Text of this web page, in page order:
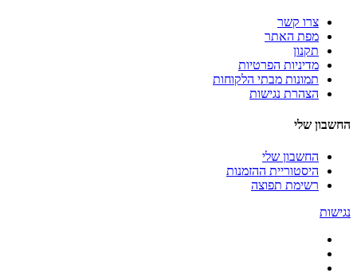
צרו קשר
מפת האתר
תקנון
מדיניות הפרטיות
תמונות מבתי הלקוחות
הצהרת נגישות
החשבון שלי
החשבון שלי
היסטוריית ההזמנות
רשימת תפוצה
נגישות